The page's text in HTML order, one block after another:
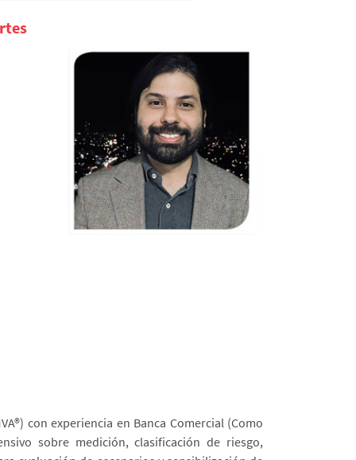
con experiencia en Banca Comercial (Como
sobre medición, clasificación de riesgo,